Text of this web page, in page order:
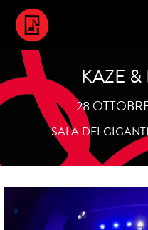
KAZE
28
SALA DEI